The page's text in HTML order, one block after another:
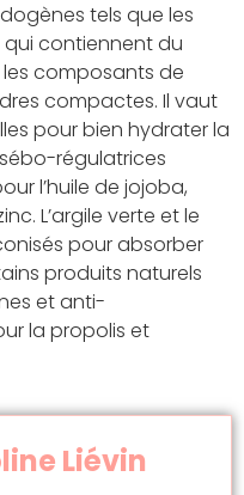
tels que les
qui contiennent du
les composants de
compactes. Il vaut
pour bien hydrater la
régulatrices
l’huile de jojoba,
L’argile verte et le
pour absorber
produits naturels
et anti-
la propolis et
Liévin